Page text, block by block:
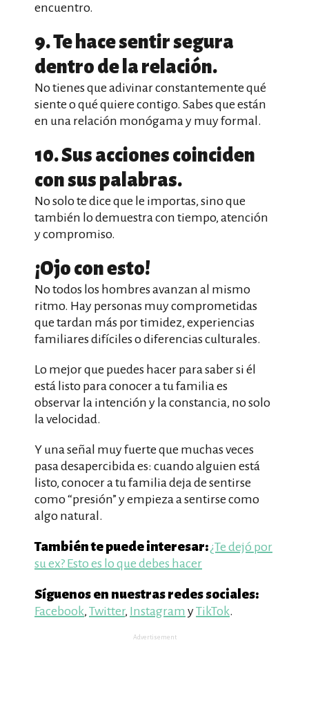
encuentro.
9. Te hace sentir segura
dentro de la relación.
No tienes que adivinar constantemente qué
siente o qué quiere contigo. Sabes que están
en una relación monógama y muy formal.
10. Sus acciones coinciden
con sus palabras.
No solo te dice que le importas, sino que
también lo demuestra con tiempo, atención
y compromiso.
¡Ojo con esto!
No todos los hombres avanzan al mismo
ritmo. Hay personas muy comprometidas
que tardan más por timidez, experiencias
familiares difíciles o diferencias culturales.
Lo mejor que puedes hacer para saber si él
está listo para conocer a tu familia es
observar la intención y la constancia, no solo
la velocidad.
Y una señal muy fuerte que muchas veces
pasa desapercibida es: cuando alguien está
listo, conocer a tu familia deja de sentirse
como “presión” y empieza a sentirse como
algo natural.
También te puede interesar:¿Te dejó por
su ex? Esto es lo que debes hacer
Síguenos en nuestras redes sociales:
Facebook, Twitter, Instagram yTikTok.
Advertisement